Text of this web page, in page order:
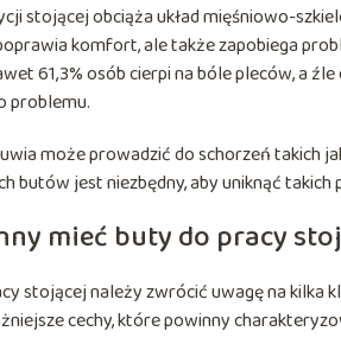
stojącej obciąża układ mięśniowo-
komfort, ale także zapobiega
61,3% osób cierpi na bóle pleców, a
problemu.
może prowadzić do schorzeń takich
butów jest niezbędny, aby uniknąć
mieć buty do pracy
stojącej należy zwrócić uwagę na kilka
cechy, które powinny